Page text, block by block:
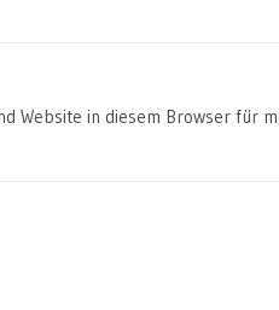
Website in diesem Browser für